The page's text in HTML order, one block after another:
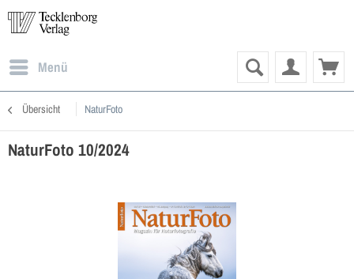
Menü
Übersicht NaturFoto
NaturFoto 10/2024